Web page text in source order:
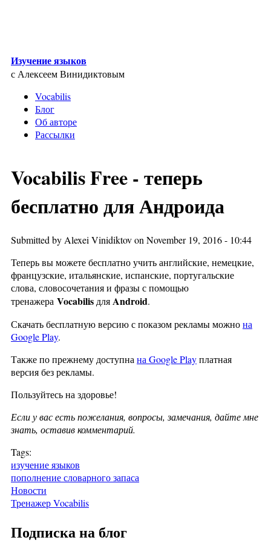
Изучение языков
с Алексеем Винидиктовым
Vocabilis
Блог
Об авторе
Рассылки
Vocabilis Free - теперь
бесплатно для Андроида
Submitted by Alexei Vinidiktovon November 19, 2016 - 10:44
Теперь вы можете бесплатно учить английские, немецкие,
французские, итальянские, испанские, португальские
слова, словосочетания и фразы с помощью
тренажера Vocabilis дляAndroid.
Скачать бесплатную версию с показом рекламы можнона
Google Play.
Также по прежнему доступна на Google Playплатная
версия без рекламы.
Пользуйтесь на здоровье!
Если у вас есть пожелания, вопросы, замечания, дайте мне
знать, оставив комментарий.
Tags:
изучение языков
пополнение словарного запаса
Новости
Тренажер Vocabilis
Подписка на блог